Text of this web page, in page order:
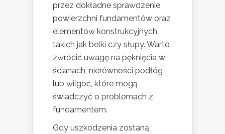
przez dokładne sprawdzenie
powierzchni fundamentów oraz
elementów konstrukcyjnych,
takich jak belki czy słupy. Warto
zwrócić uwagę na pęknięcia w
ścianach, nierówności podłóg
lub wilgoć, które mogą
świadczyć o problemach z
fundamentem.
Gdy uszkodzenia zostaną